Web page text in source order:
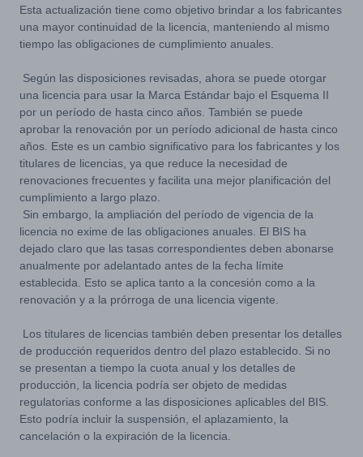
Esta actualización tiene como objetivo brindar a los fabricantes
una mayor continuidad de la licencia, manteniendo al mismo
tiempo las obligaciones de cumplimiento anuales.
Según las disposiciones revisadas, ahora se puede otorgar
una licencia para usar la Marca Estándar bajo el Esquema II
por un período de hasta cinco años. También se puede
aprobar la renovación por un período adicional de hasta cinco
años. Este es un cambio significativo para los fabricantes y los
titulares de licencias, ya que reduce la necesidad de
renovaciones frecuentes y facilita una mejor planificación del
cumplimiento a largo plazo.
Sin embargo, la ampliación del período de vigencia de la
licencia no exime de las obligaciones anuales. El BIS ha
dejado claro que las tasas correspondientes deben abonarse
anualmente por adelantado antes de la fecha límite
establecida. Esto se aplica tanto a la concesión como a la
renovación y a la prórroga de una licencia vigente.
Los titulares de licencias también deben presentar los detalles
de producción requeridos dentro del plazo establecido. Si no
se presentan a tiempo la cuota anual y los detalles de
producción, la licencia podría ser objeto de medidas
regulatorias conforme a las disposiciones aplicables del BIS.
Esto podría incluir la suspensión, el aplazamiento, la
cancelación o la expiración de la licencia.